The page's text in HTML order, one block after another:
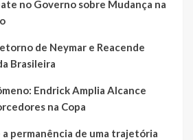
no Governo sobre Mudança na
de Neymar e Reacende
Brasileira
Endrick Amplia Alcance
na Copa
a permanência de uma trajetória